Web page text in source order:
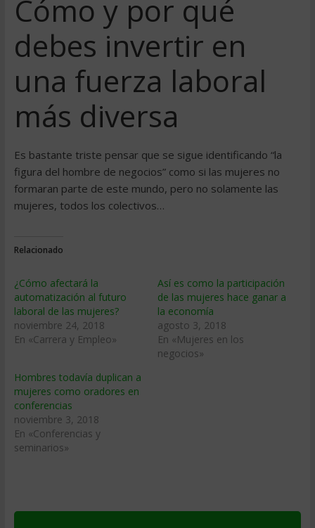
Cómo y por qué
debes invertir en
una fuerza laboral
más diversa
Es bastante triste pensar que se sigue identificando “la
figura del hombre de negocios” como si las mujeres no
formaran parte de este mundo, pero no solamente las
mujeres, todos los colectivos…
Relacionado
¿Cómo afectará la
automatización al futuro
laboral de las mujeres?
noviembre 24, 2018
En «Carrera y Empleo»
Así es como la participación
de las mujeres hace ganar a
la economía
agosto 3, 2018
En «Mujeres en los
negocios»
Hombres todavía duplican a
mujeres como oradores en
conferencias
noviembre 3, 2018
En «Conferencias y
seminarios»